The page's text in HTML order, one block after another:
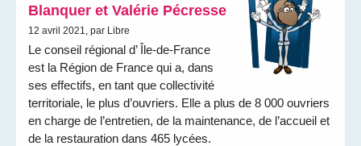
Blanquer et Valérie Pécresse
12 avril 2021, par Libre
Le conseil régional d’ Île-de-France
est la Région de France qui a, dans
ses effectifs, en tant que collectivité
territoriale, le plus d’ouvriers. Elle a plus de 8 000 ouvriers
en charge de l’entretien, de la maintenance, de l’accueil et
de la restauration dans 465 lycées.